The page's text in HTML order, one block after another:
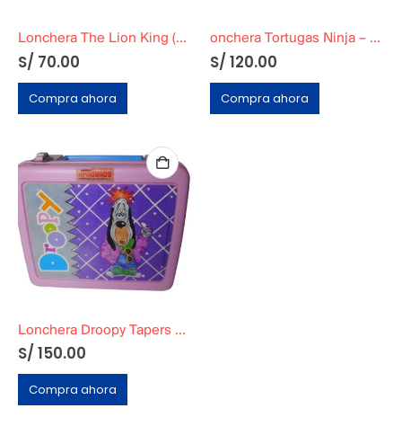
Lonchera The Lion King (Rey leon)
S/ 70.00
Compra ahora
onchera Tortugas Ninja – Vintage
S/ 120.00
Compra ahora
Lonchera Droopy Tapers Basa incluido de regalo
S/ 150.00
Compra ahora